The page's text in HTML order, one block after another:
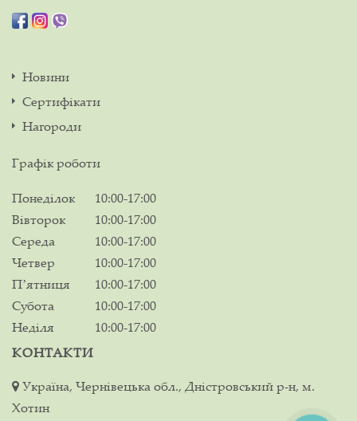
Новини
Сертифікати
Нагороди
Графік роботи
Понеділок
10:00-17:00
Вівторок
10:00-17:00
Середа
10:00-17:00
Четвер
10:00-17:00
Пʼятниця
10:00-17:00
Субота
10:00-17:00
Неділя
10:00-17:00
КОНТАКТИ
Україна, Чернівецька обл., Дністровський р-н, м.
Хотин